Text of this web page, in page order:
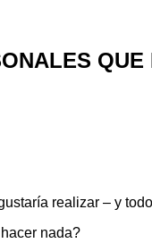
realizar – y
nada?